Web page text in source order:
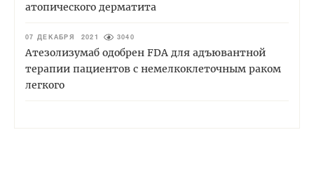
атопического дерматита
07 ДЕКАБРЯ 2021 3040
Атезолизумаб одобрен FDA для адъювантной
терапии пациентов с немелкоклеточным раком
легкого